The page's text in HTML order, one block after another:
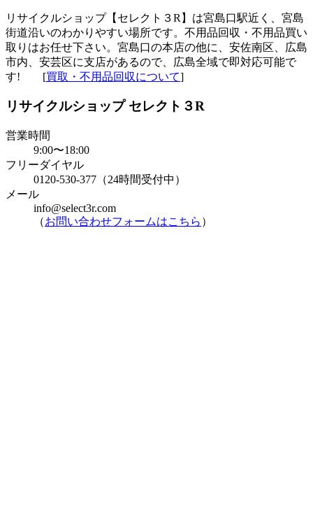
リサイクルショップ【セレクト３R】は宮島口駅近く、宮島
街道沿いのわかりやすい場所です。不用品回収・不用品買い
取りはお任せ下さい。宮島口の本店の他に、安佐南区、広島
市内、安芸区に支店があるので、広島全域で即対応可能で
す! [買取・不用品回収について]
リサイクルショップ セレクト３R
営業時間
9:00〜18:00
フリーダイヤル
0120-530-377（24時間受付中）
メール
info@select3r.com
（お問い合わせフォームはこちら ）